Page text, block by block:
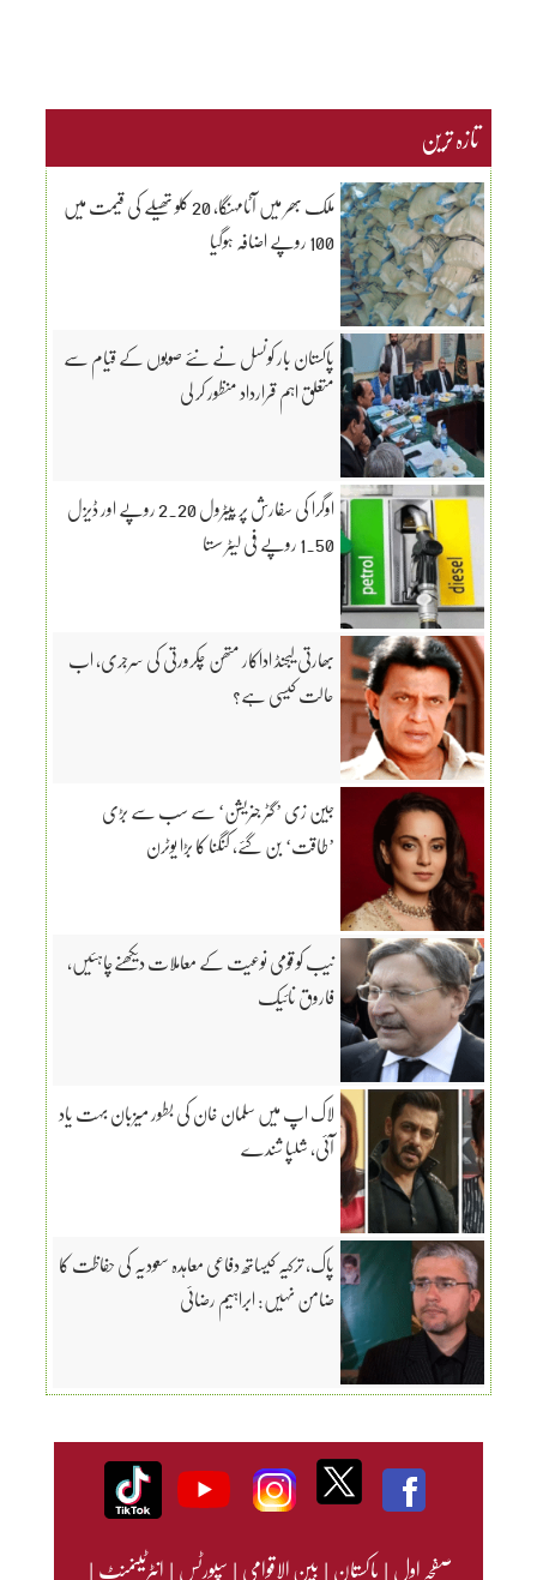
تازہ ترین
ملک بھر میں آٹامہنگا، 20 کلو تھیلے کی قیمت میں
100 روپے اضافہ ہوگیا
پاکستان بار کونسل نے نئے صوبوں کے قیام سے
متعلق اہم قرارداد منظور کر لی
اوگرا کی سفارش پر پیٹرول 2.20 روپے اور ڈیزل
1.50 روپے فی لیٹر سستا
بھارتی لیجنڈ اداکار متھن چکرورتی کی سرجری، اب
حالت کیسی ہے؟
جین زی ’گٹر جنریشن‘ سے سب سے بڑی
’طاقت‘ بن گئے، کنگنا کا بڑا یوٹرن
نیب کو قومی نوعیت کے معاملات دیکھنےچاہئیں،
فاروق نائیک
لاک اپ میں سلمان خان کی بطور میزبان بہت یاد
آئی، شلپا شندے
پاک، ترکیہ کیساتھ دفاعی معاہدہ سعودیہ کی حفاظت کا
ضامن نہیں: ابراہیم رضائی
صفحہ اول|پاکستان|بین الاقوامی|سپورٹس|انٹرٹینمنٹ|